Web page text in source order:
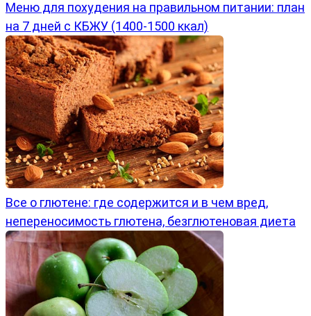
Меню для похудения на правильном питании: план
на 7 дней с КБЖУ (1400-1500 ккал)
Все о глютене: где содержится и в чем вред,
непереносимость глютена, безглютеновая диета